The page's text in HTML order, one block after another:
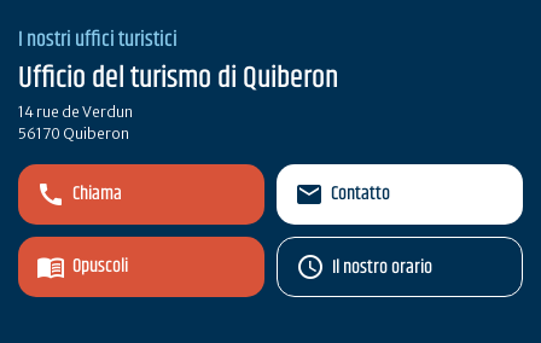
I nostri uffici turistici
Ufficio del turismo di Quiberon
14 rue de Verdun
56170 Quiberon
Chiama
Opuscoli
Contatto
Il nostro orario